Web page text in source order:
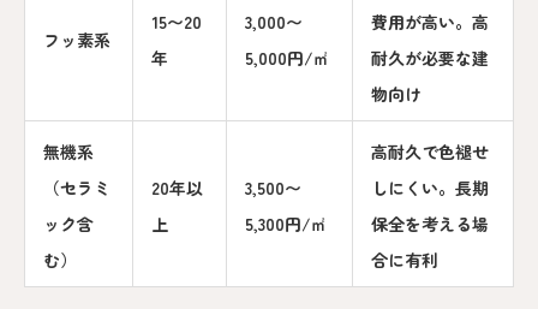
フッ素系
15〜20
年
3,000〜
5,000円/㎡
費用が高い。高
耐久が必要な建
物向け
無機系
（セラミ
ック含
む）
20年以
上
3,500〜
5,300円/㎡
高耐久で色褪せ
しにくい。長期
保全を考える場
合に有利